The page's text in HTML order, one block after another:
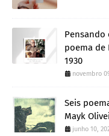
Pensando
poema de
1930
novembro
Seis
Mayk
junho 10,